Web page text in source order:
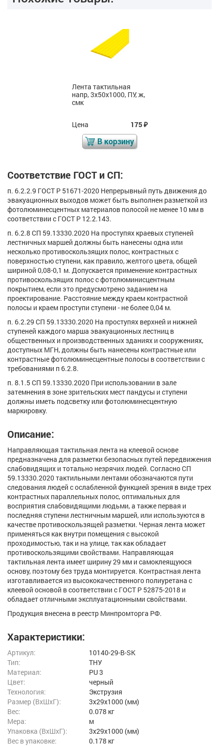
Лента тактильная
напр, 3х50х1000, ПУ, ж,
смк
Цена 175₽
В корзину
Соответствие ГОСТ и СП:
п. 6.2.2.9 ГОСТ Р 51671-2020 Непрерывный путь движения до
эвакуационных выходов может быть выполнен разметкой из
фотолюминесцентных материалов полосой не менее 10 мм в
соответствии с ГОСТ Р 12.2.143.
п. 6.2.8 СП 59.13330.2020 На проступях краевых ступеней
лестничных маршей должны быть нанесены одна или
несколько противоскользящих полос, контрастных с
поверхностью ступени, как правило, желтого цвета, общей
шириной 0,08-0,1 м. Допускается применение контрастных
противоскользящих полос с фотолюминисцентным
покрытием, если это предусмотрено заданием на
проектирование. Расстояние между краем контрастной
полосы и краем проступи ступени - не более 0,04 м.
п. 6.2.29 СП 59.13330.2020 На проступях верхней и нижней
ступеней каждого марша эвакуационных лестниц в
общественных и производственных зданиях и сооружениях,
доступных МГН, должны быть нанесены контрастные или
контрастные фотолюминесцентные полосы в соответствии с
требованиями п 6.2.8.
п. 8.1.5 СП 59.13330.2020 При использовании в зале
затемнения в зоне зрительских мест пандусы и ступени
должны иметь подсветку или фотолюминесцентную
маркировку.
Описание:
Направляющая тактильная лента на клеевой основе
предназначена для разметки безопасных путей передвижения
слабовидящих и тотально незрячих людей. Согласно СП
59.13330.2020 тактильными лентами обозначаются пути
следования людей с ослабленной функцией зрения в виде трех
контрастных параллельных полос, оптимальных для
восприятия слабовидящими людьми, а также первая и
последняя ступени лестничным маршей, или используются в
качестве противоскользящей разметки. Черная лента может
применяться как внутри помещения с высокой
проходимостью, так и на улице, так как обладает
противоскользящими свойствами. Направляющая
тактильная лента имеет ширину 29 мм и самоклеящуюся
основу, поэтому без труда монтируется. Контрастная лента
изготавливается из высококачественного полиуретана с
клеевой основой в соответствии с ГОСТ Р 52875-2018 и
обладает отличными эксплуатационными свойствами.
Продукция внесена в реестр Минпромторга РФ.
Характеристики:
Артикул:
10140-29-B-SK
Тип:
ТНУ
Материал:
PU 3
Цвет:
черный
Технология:
Экструзия
Размер (ВxШxГ):
3x29x1000 (мм)
Вес:
0.078 кг
Мера:
м
Упаковка (ВхШхГ):
3x29x1000 (мм)
Вес в упаковке:
0.178 кг